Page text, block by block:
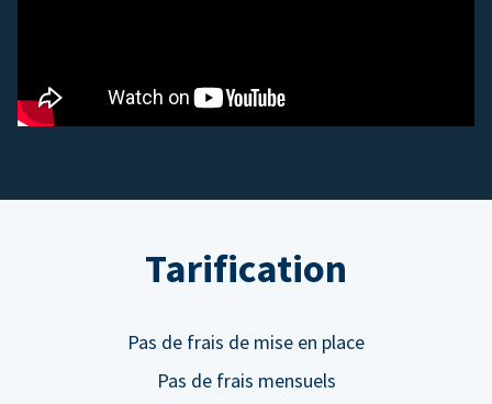
Tarification
Pas de frais de mise en place
Pas de frais mensuels